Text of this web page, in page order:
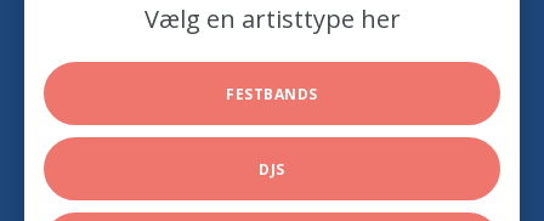
Vælg en artisttype her
FESTBANDS
DJS